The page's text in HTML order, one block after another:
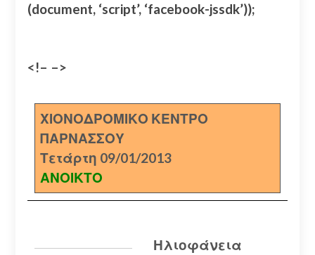
(document, ‘script’, ‘facebook-jssdk’));
<!– –>
ΧΙΟΝΟΔΡΟΜΙΚΟ ΚΕΝΤΡΟ
ΠΑΡΝΑΣΣΟΥ
Τετάρτη 09/01/2013
ΑΝΟΙΚΤΟ
Ηλιοφάνεια